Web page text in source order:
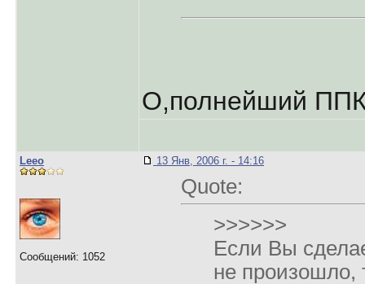
О,полнейший
Leeo
Сообщений: 1052
13 Янв, 2006 г. - 14:16
Quote:
>>>>>>
Если Вы
не произошло,